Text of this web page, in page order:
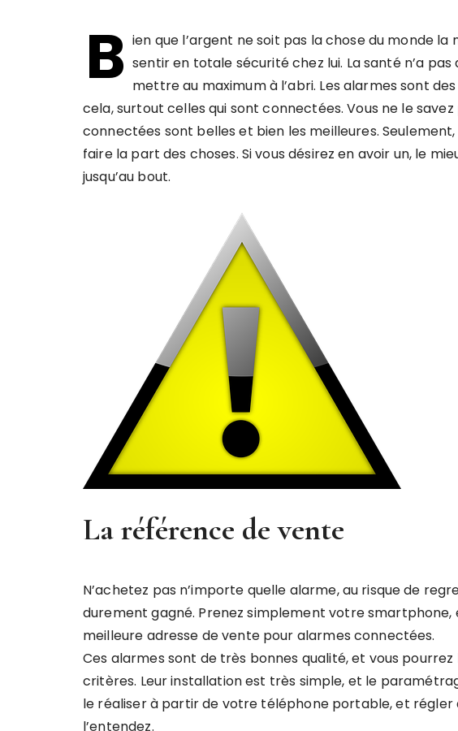
B ien que l’argent ne soit pas la chose du monde
sentir en totale sécurité chez lui. La santé n’a
mettre au maximum à l’abri. Les alarmes sont
cela, surtout celles qui sont connectées. Vous ne le
connectées sont belles et bien les meilleures.
faire la part des choses. Si vous désirez en avoir un, le
jusqu’au bout.
La référence de vente
N’achetez pas n’importe quelle alarme, au risque de
durement gagné. Prenez simplement votre
meilleure adresse de vente pour alarmes connectées.
Ces alarmes sont de très bonnes qualité, et vous
critères. Leur installation est très simple, et le
le réaliser à partir de votre téléphone portable, et régler
l’entendez.